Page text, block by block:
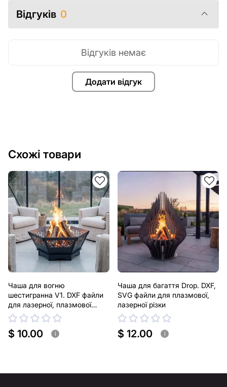
Відгуків 0
Додати відгук
Відгуків немає
Схожі товари
Чаша для вогню
шестигранна V1. DXF файли
для лазерної, плазмової
різки
$ 10.00 i
Чаша для багаття Drop. DXF,
SVG файли для плазмової,
лазерної різки
$ 12.00 i